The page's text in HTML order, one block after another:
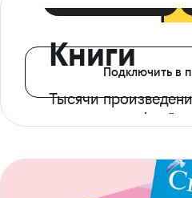
Книги
Тысячи
с доступом офлайн
Подключить в